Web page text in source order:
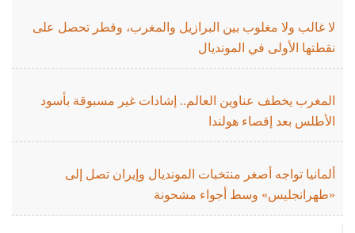
لا غالب ولا مغلوب بين البرازيل والمغرب، وقطر تحصل على
نقطتها الأولى في المونديال
المغرب يخطف عناوين العالم.. إشادات غير مسبوقة بأسود
الأطلس بعد إقصاء هولندا
ألمانيا تواجه أصغر منتخبات المونديال وإيران تصل إلى
«طهرانجليس» وسط أجواء مشحونة